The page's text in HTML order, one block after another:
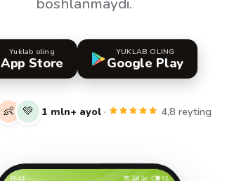
Yuklab oling
App Store
YUKLAB OLING
Google Play
👶 💚 1 mln+ ayol · 4,8 reyting